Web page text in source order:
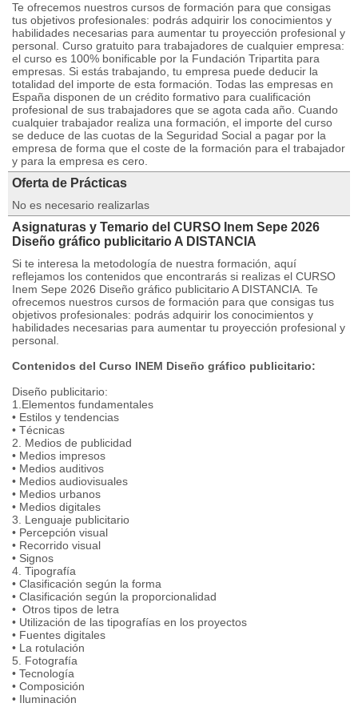
Te ofrecemos nuestros cursos de formación para que consigas
tus objetivos profesionales: podrás adquirir los conocimientos y
habilidades necesarias para aumentar tu proyección profesional y
personal. Curso gratuito para trabajadores de cualquier empresa:
el curso es 100% bonificable por la Fundación Tripartita para
empresas. Si estás trabajando, tu empresa puede deducir la
totalidad del importe de esta formación. Todas las empresas en
España disponen de un crédito formativo para cualificación
profesional de sus trabajadores que se agota cada año. Cuando
cualquier trabajador realiza una formación, el importe del curso
se deduce de las cuotas de la Seguridad Social a pagar por la
empresa de forma que el coste de la formación para el trabajador
y para la empresa es cero.
Oferta de Prácticas
No es necesario realizarlas
Asignaturas y Temario del CURSO Inem Sepe 2026
Diseño gráfico publicitario A DISTANCIA
Si te interesa la metodología de nuestra formación, aquí
reflejamos los contenidos que encontrarás si realizas el CURSO
Inem Sepe 2026 Diseño gráfico publicitario A DISTANCIA. Te
ofrecemos nuestros cursos de formación para que consigas tus
objetivos profesionales: podrás adquirir los conocimientos y
habilidades necesarias para aumentar tu proyección profesional y
personal.
Contenidos del Curso INEM Diseño gráfico publicitario:
Diseño publicitario:
1.Elementos fundamentales
• Estilos y tendencias
• Técnicas
2. Medios de publicidad
• Medios impresos
• Medios auditivos
• Medios audiovisuales
• Medios urbanos
• Medios digitales
3. Lenguaje publicitario
• Percepción visual
• Recorrido visual
• Signos
4. Tipografía
• Clasificación según la forma
• Clasificación según la proporcionalidad
• Otros tipos de letra
• Utilización de las tipografías en los proyectos
• Fuentes digitales
• La rotulación
5. Fotografía
• Tecnología
• Composición
• Iluminación